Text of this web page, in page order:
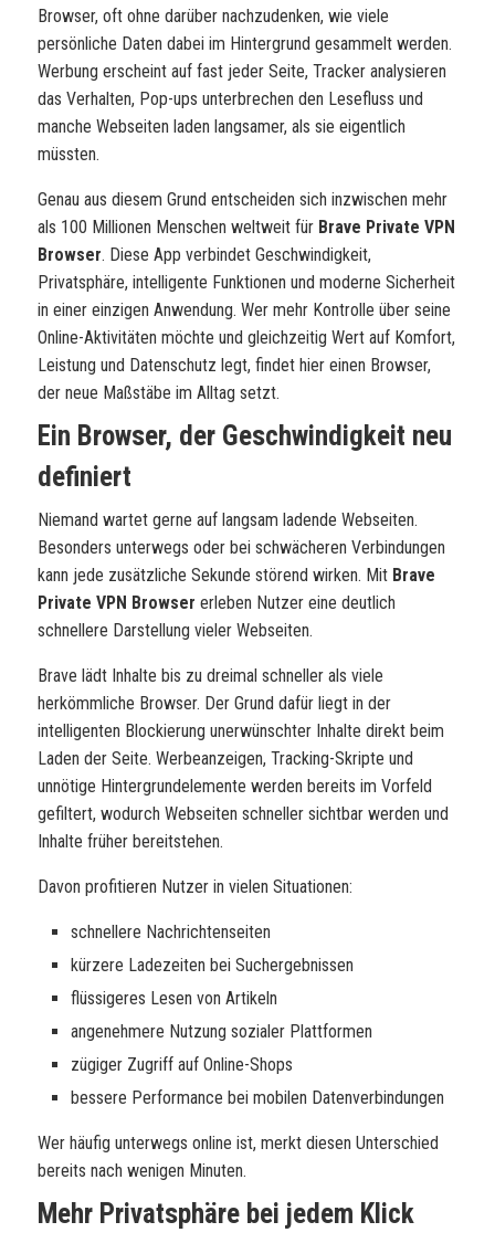
Browser, oft ohne darüber nachzudenken, wie viele
persönliche Daten dabei im Hintergrund gesammelt werden.
Werbung erscheint auf fast jeder Seite, Tracker analysieren
das Verhalten, Pop-ups unterbrechen den Lesefluss und
manche Webseiten laden langsamer, als sie eigentlich
müssten.
Genau aus diesem Grund entscheiden sich inzwischen mehr
als 100 Millionen Menschen weltweit für Brave Private VPN
Browser. Diese App verbindet Geschwindigkeit,
Privatsphäre, intelligente Funktionen und moderne Sicherheit
in einer einzigen Anwendung. Wer mehr Kontrolle über seine
Online-Aktivitäten möchte und gleichzeitig Wert auf Komfort,
Leistung und Datenschutz legt, findet hier einen Browser,
der neue Maßstäbe im Alltag setzt.
Ein Browser, der Geschwindigkeit neu
definiert
Niemand wartet gerne auf langsam ladende Webseiten.
Besonders unterwegs oder bei schwächeren Verbindungen
kann jede zusätzliche Sekunde störend wirken. Mit Brave
Private VPN Browser erleben Nutzer eine deutlich
schnellere Darstellung vieler Webseiten.
Brave lädt Inhalte bis zu dreimal schneller als viele
herkömmliche Browser. Der Grund dafür liegt in der
intelligenten Blockierung unerwünschter Inhalte direkt beim
Laden der Seite. Werbeanzeigen, Tracking-Skripte und
unnötige Hintergrundelemente werden bereits im Vorfeld
gefiltert, wodurch Webseiten schneller sichtbar werden und
Inhalte früher bereitstehen.
Davon profitieren Nutzer in vielen Situationen:
schnellere Nachrichtenseiten
kürzere Ladezeiten bei Suchergebnissen
flüssigeres Lesen von Artikeln
angenehmere Nutzung sozialer Plattformen
zügiger Zugriff auf Online-Shops
bessere Performance bei mobilen Datenverbindungen
Wer häufig unterwegs online ist, merkt diesen Unterschied
bereits nach wenigen Minuten.
Mehr Privatsphäre bei jedem Klick